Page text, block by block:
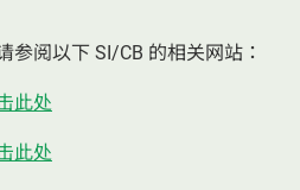
参阅以下 SI/CB 的相关网站：
此处
此处